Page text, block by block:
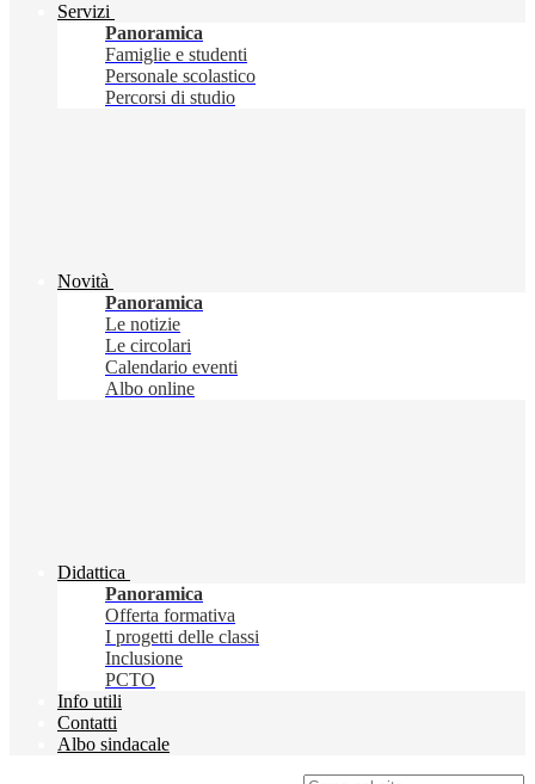
Servizi
Panoramica
Famiglie e studenti
Personale scolastico
Percorsi di studio
Novità
Panoramica
Le notizie
Le circolari
Calendario eventi
Albo online
Didattica
Panoramica
Offerta formativa
I progetti delle classi
Inclusione
PCTO
Info utili
Contatti
Albo sindacale